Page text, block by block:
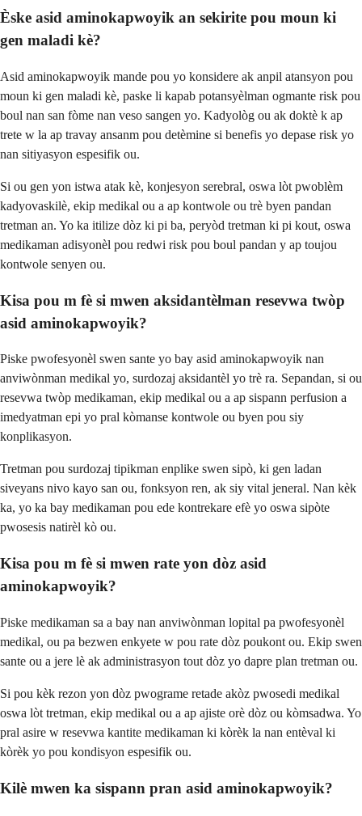
Èske asid aminokapwoyik an sekirite pou moun ki
gen maladi kè?
Asid aminokapwoyik mande pou yo konsidere ak anpil atansyon pou
moun ki gen maladi kè, paske li kapab potansyèlman ogmante risk pou
boul nan san fòme nan veso sangen yo. Kadyològ ou ak doktè k ap
trete w la ap travay ansanm pou detèmine si benefis yo depase risk yo
nan sitiyasyon espesifik ou.
Si ou gen yon istwa atak kè, konjesyon serebral, oswa lòt pwoblèm
kadyovaskilè, ekip medikal ou a ap kontwole ou trè byen pandan
tretman an. Yo ka itilize dòz ki pi ba, peryòd tretman ki pi kout, oswa
medikaman adisyonèl pou redwi risk pou boul pandan y ap toujou
kontwole senyen ou.
Kisa pou m fè si mwen aksidantèlman resevwa twòp
asid aminokapwoyik?
Piske pwofesyonèl swen sante yo bay asid aminokapwoyik nan
anviwònman medikal yo, surdozaj aksidantèl yo trè ra. Sepandan, si ou
resevwa twòp medikaman, ekip medikal ou a ap sispann perfusion a
imedyatman epi yo pral kòmanse kontwole ou byen pou siy
konplikasyon.
Tretman pou surdozaj tipikman enplike swen sipò, ki gen ladan
siveyans nivo kayo san ou, fonksyon ren, ak siy vital jeneral. Nan kèk
ka, yo ka bay medikaman pou ede kontrekare efè yo oswa sipòte
pwosesis natirèl kò ou.
Kisa pou m fè si mwen rate yon dòz asid
aminokapwoyik?
Piske medikaman sa a bay nan anviwònman lopital pa pwofesyonèl
medikal, ou pa bezwen enkyete w pou rate dòz poukont ou. Ekip swen
sante ou a jere lè ak administrasyon tout dòz yo dapre plan tretman ou.
Si pou kèk rezon yon dòz pwograme retade akòz pwosedi medikal
oswa lòt tretman, ekip medikal ou a ap ajiste orè dòz ou kòmsadwa. Yo
pral asire w resevwa kantite medikaman ki kòrèk la nan entèval ki
kòrèk yo pou kondisyon espesifik ou.
Kilè mwen ka sispann pran asid aminokapwoyik?